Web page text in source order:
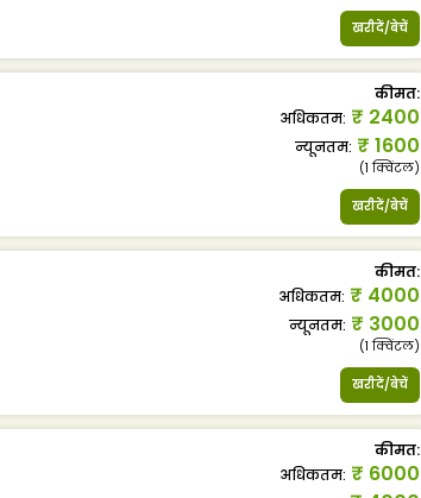
खरीदें/बेचें
कीमत:
अधिकतम: ₹ 2400
न्यूनतम: ₹ 1600
(1क्विंटल)
खरीदें/बेचें
कीमत:
अधिकतम: ₹ 4000
न्यूनतम: ₹ 3000
(1क्विंटल)
खरीदें/बेचें
कीमत:
अधिकतम: ₹ 6000